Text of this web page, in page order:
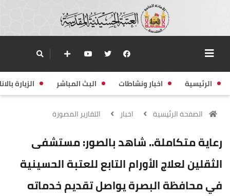
الرئيسية اخبار ونشاطات البث المباشر الزيارة
الصفحة الرئيسية اخبار التقارير المصورة
رعاية متكاملة.. شاهد بالصور: مستشفى
الثقلين لعلاج الأورام التابع للعتبة الحسينية
في محافظة البصرة يواصل تقديم خدماته